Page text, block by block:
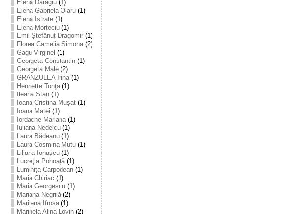
Elena Daragiu(1)
Elena Gabriela Olaru(1)
Elena Istrate(1)
Elena Morteciu(1)
Emil Ștefănuț Dragomir(1)
Florea Camelia Simona(2)
Gagu Virginel (1)
Georgeta Constantin(1)
Georgeta Male(2)
GRANZULEA Irina(1)
Henriette Tonţa(1)
Ileana Stan(1)
Ioana Cristina Mușat(1)
Ioana Matei (1)
Iordache Mariana(1)
Iuliana Nedelcu(1)
Laura Bădeanu(1)
Laura-Cosmina Mutu(1)
Liliana Ionașcu(1)
Lucreţia Pohoaţă(1)
Luminița Carpodean(1)
Maria Chiriac (1)
Maria Georgescu(1)
Mariana Negrilă(2)
Marilena Ifrosa(1)
Marinela Alina Lovin(2)